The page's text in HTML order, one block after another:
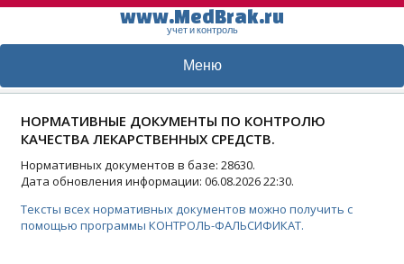
www.MedBrak.ru
учет и контроль
Меню
НОРМАТИВНЫЕ ДОКУМЕНТЫ ПО КОНТРОЛЮ
КАЧЕСТВА ЛЕКАРСТВЕННЫХ СРЕДСТВ.
Нормативных документов в базе: 28630.
Дата обновления информации: 06.08.2026 22:30.
Тексты всех нормативных документов можно получить с
помощью программы КОНТРОЛЬ-ФАЛЬСИФИКАТ.